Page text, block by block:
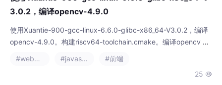
3.0.2，编译opencv-4.9.0
使用Xuantie-900-gcc-linux-6.6.0-glibc-x86_64-V3.0.2，编译
opencv-4.9.0。构建riscv64-toolchain.cmake。编译opencv 4.
#前端
25 